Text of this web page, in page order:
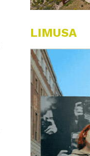
LIMUSA